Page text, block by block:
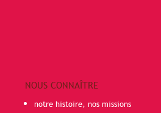
NOUS CONNAÎTRE
notre histoire, nos missions